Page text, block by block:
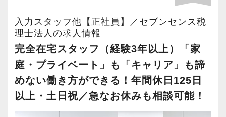
入力スタッフ他【正社員】／セブンセンス税
理士法人の求人情報
完全在宅スタッフ（経験3年以上）「家
庭・プライベート」も「キャリア」も諦
めない働き方ができる！年間休日125日
以上・土日祝／急なお休みも相談可能！